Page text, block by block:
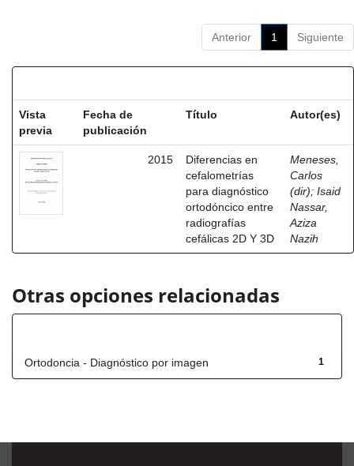
Anterior 1 Siguiente
Vista
previa
Fecha de
publicación
Título Autor(es)
2015
Diferencias en
cefalometrías
para diagnóstico
ortodóncico entre
radiografías
cefálicas 2D Y 3D
Meneses,
Carlos
(dir); Isaid
Nassar,
Aziza
Nazih
Otras opciones relacionadas
1
Ortodoncia - Diagnóstico por imagen